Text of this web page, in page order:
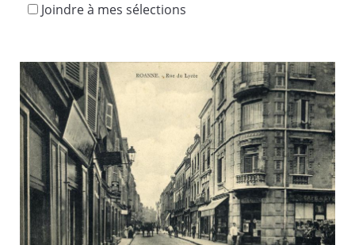
Joindre à mes sélections